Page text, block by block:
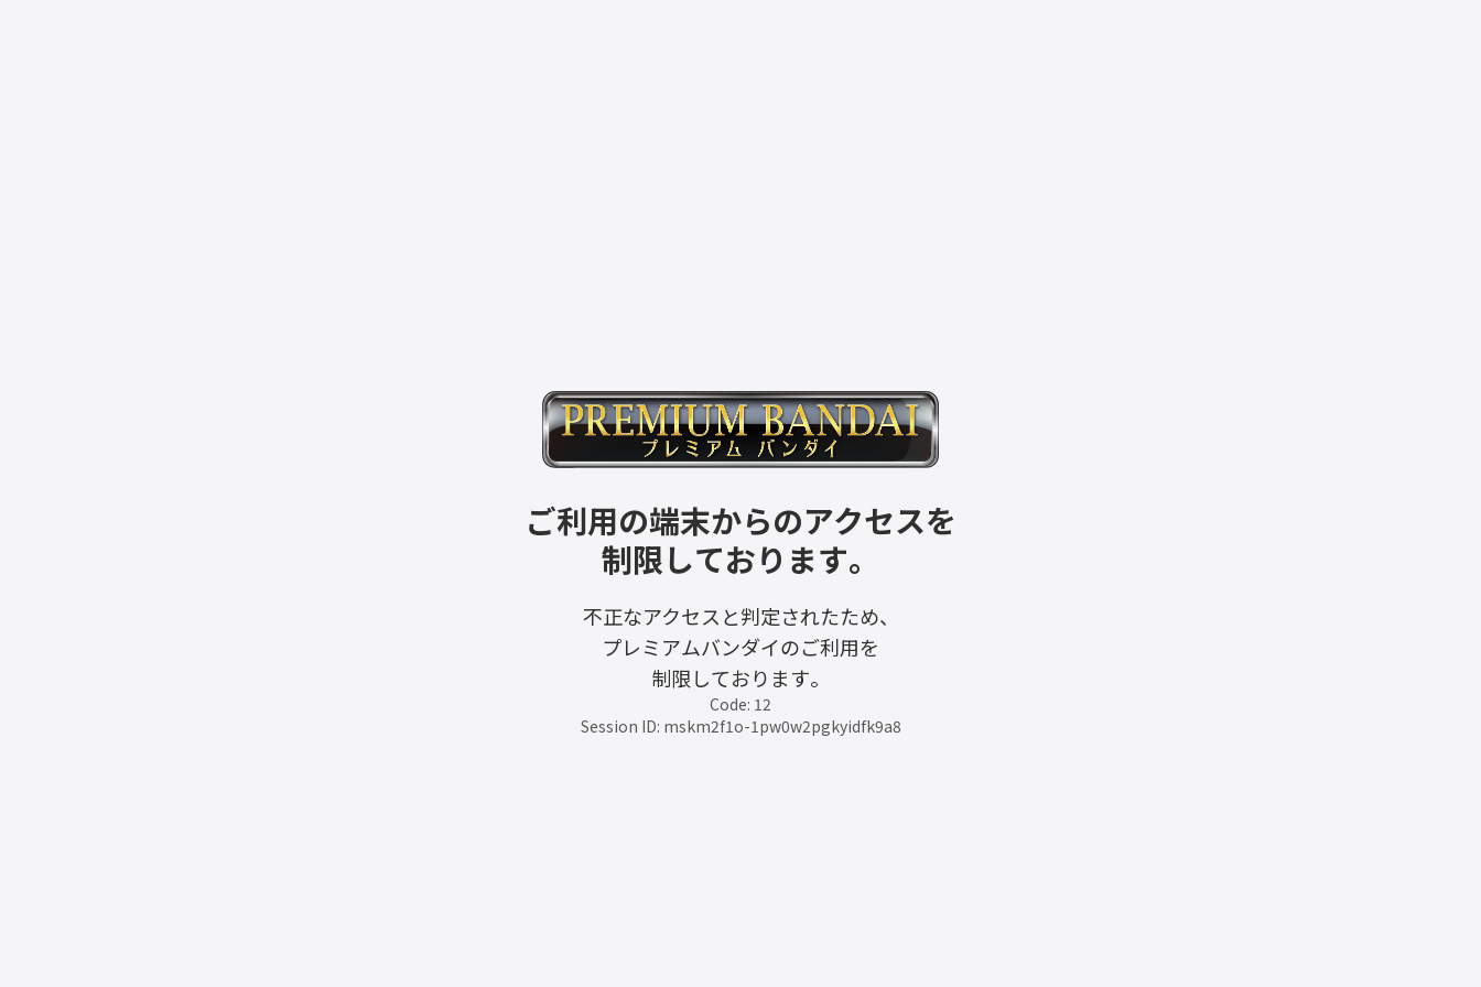
ご利用の端末からのアクセスを
制限しております。
不正なアクセスと判定されたため、
プレミアムバンダイのご利用を
制限しております。
Code: 12
Session ID: mskm2f1o-1pw0w2pgkyidfk9a8